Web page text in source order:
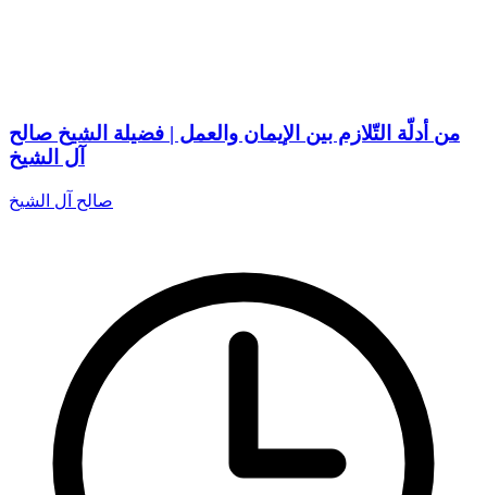
من أدلّة التّلازم بين الإيمان والعمل | فضيلة الشيخ صالح
آل الشيخ
صالح آل الشيخ